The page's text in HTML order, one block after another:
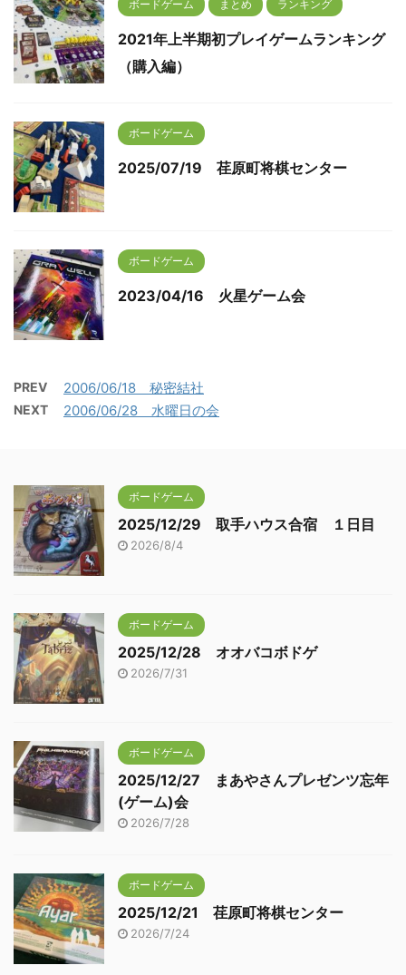
ボードゲーム まとめ ランキング
2021年上半期初プレイゲームランキング
（購入編）
ボードゲーム
2025/07/19 荏原町将棋センター
ボードゲーム
2023/04/16 火星ゲーム会
PREV 2006/06/18 秘密結社
NEXT 2006/06/28 水曜日の会
ボードゲーム
2025/12/29 取手ハウス合宿 １日目
2026/8/4
ボードゲーム
2025/12/28 オオバコボドゲ
2026/7/31
ボードゲーム
2025/12/27 まあやさんプレゼンツ忘年
(ゲーム)会
2026/7/28
ボードゲーム
2025/12/21 荏原町将棋センター
2026/7/24